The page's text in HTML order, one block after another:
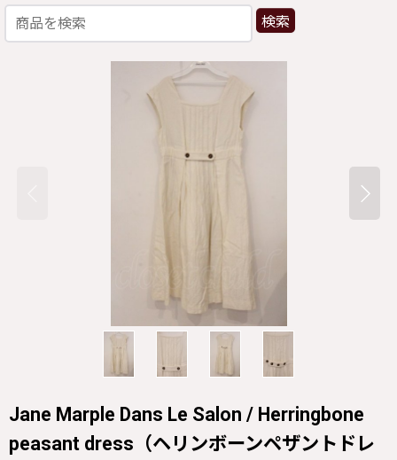
検索
Jane Marple Dans Le Salon / Herringbone
peasant dress（ヘリンボーンペザントドレ